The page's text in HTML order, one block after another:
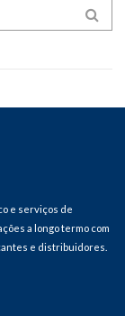
e serviços de
a longo termo com
e distribuidores.